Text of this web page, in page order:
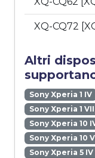
XQ-CQ72
Altri
Sony Xperia 1 IV
Sony Xperia 1 VII
Sony Xperia 10
Sony Xperia 10
Sony Xperia 5 IV